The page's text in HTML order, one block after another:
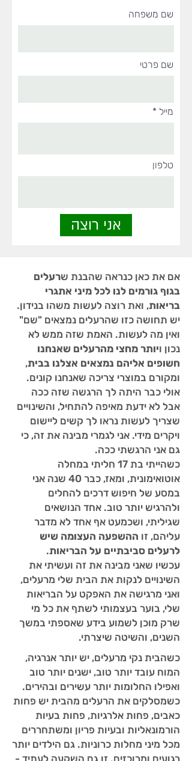
שם משפחה
שם פרטי
מייל
טלפון
אני רוצה
אם את כאן כנראה שהבנת שרעלים
בגוף גורמים לנו לכל מיני אתגרי
בריאות, ואת רוצה לעשות משהו בנידון.
יש תחושה כזו שהרעלים נמצאים "שם"
ואין מה לעשות. האמת שזה ממש לא
נכון ויותר מחצי מהרעלים שאנחנו
חשופים אליהם נמצאים אצלנו בבית,
ומקורם במוצרי צריכה שאנחנו קונים.
אולי כבר היתה לך הרגשה שזה ככה
אבל לא ידעת מאיפה להתחיל, והשינויים
שצריך לעשות נראו לך קשים ליישום
ויקרים מידי. אני לגמרי מבינה את זה, כי
גם אני הרגשתי ככה.
כשהייתי בת 17 חליתי במחלה
אוטואימונית, ומאז, כבר 40 שנה אני
במסע של חיפוש דרכים להחלים
ולהרגיש יותר טוב. אחד הנושאים
שגיליתי, ושכמעט אף אחד לא מדבר
עליהם, זו ההשפעה העצומה שיש
לרעלים סביבתיים על הבריאות.
עכשיו שאני מבינה את זה ועשיתי את
השינויים לנקות את הבית שלי מרעלים,
ואני מרגישה את האפקט על הבריאות
שלי, בוער בעצמותי לשתף את כל מי
שרק מוכן לשמוע בידע שאספתי במשך
השנים, והשיטה שיצרתי.
כשהבית נקי מרעלים, יש יותר אנרגיה,
המוח עובד יותר טוב, ישנים יותר טוב
ואפילו החלומות יותר עשירים ובהירים.
כשמסלקים את הרעלים מהבית יש פחות
כאבים, פחות אלרגיות, פחות בעיות
הורמונאליות ובעיות פריון ומשתחררים
מכל מיני מחלות כרוניות. גם הילדים יותר
רגועים ומרוכזים. זו גם השקעה לעתיד -